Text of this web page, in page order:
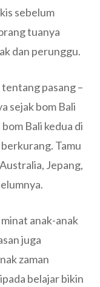
sebelum
tuanya
dan perunggu.
pasang –
sejak bom Bali
Bali kedua di
Tamu
Jepang,
anak-anak
juga
zaman
belajar bikin